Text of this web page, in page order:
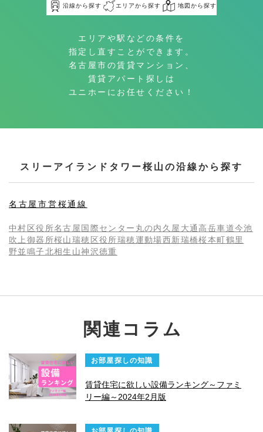
沿線から探す エリアから探す 地図から探す
エリアや駅などの条件を
指定し直すことができます。
名古屋市の賃貸マンション、
賃貸アパート探しは
ユニホーにお任せください！
スリーアイランドタワー桜山の沿線から探す
名古屋市営桜通線
中村区役所名古屋 国際センター 丸の内 久屋大通 高岳車道今池
吹上御器所桜山瑞穂区役所瑞穂運動場西新瑞橋桜本町鶴里
野並鳴子北相生山神沢徳重
関連コラム
お部屋探しの知識
賃貸住宅に欲しい設備ランキング～ファミ
リー編～2024年2月版